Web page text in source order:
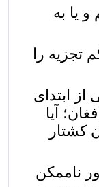
و یا به
تجزیه را
از ابتدای
آيا
کشتار
ناممکن